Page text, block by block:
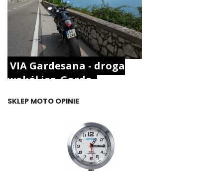
VIA Gardesana - droga
wokół jez. Garda.
SKLEP MOTO OPINIE